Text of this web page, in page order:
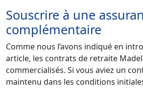
Souscrire à une
complémentaire
Comme nous l’avons indiqué en
article, les contrats de retraite
commercialisés. Si vous aviez un
maintenu dans les conditions